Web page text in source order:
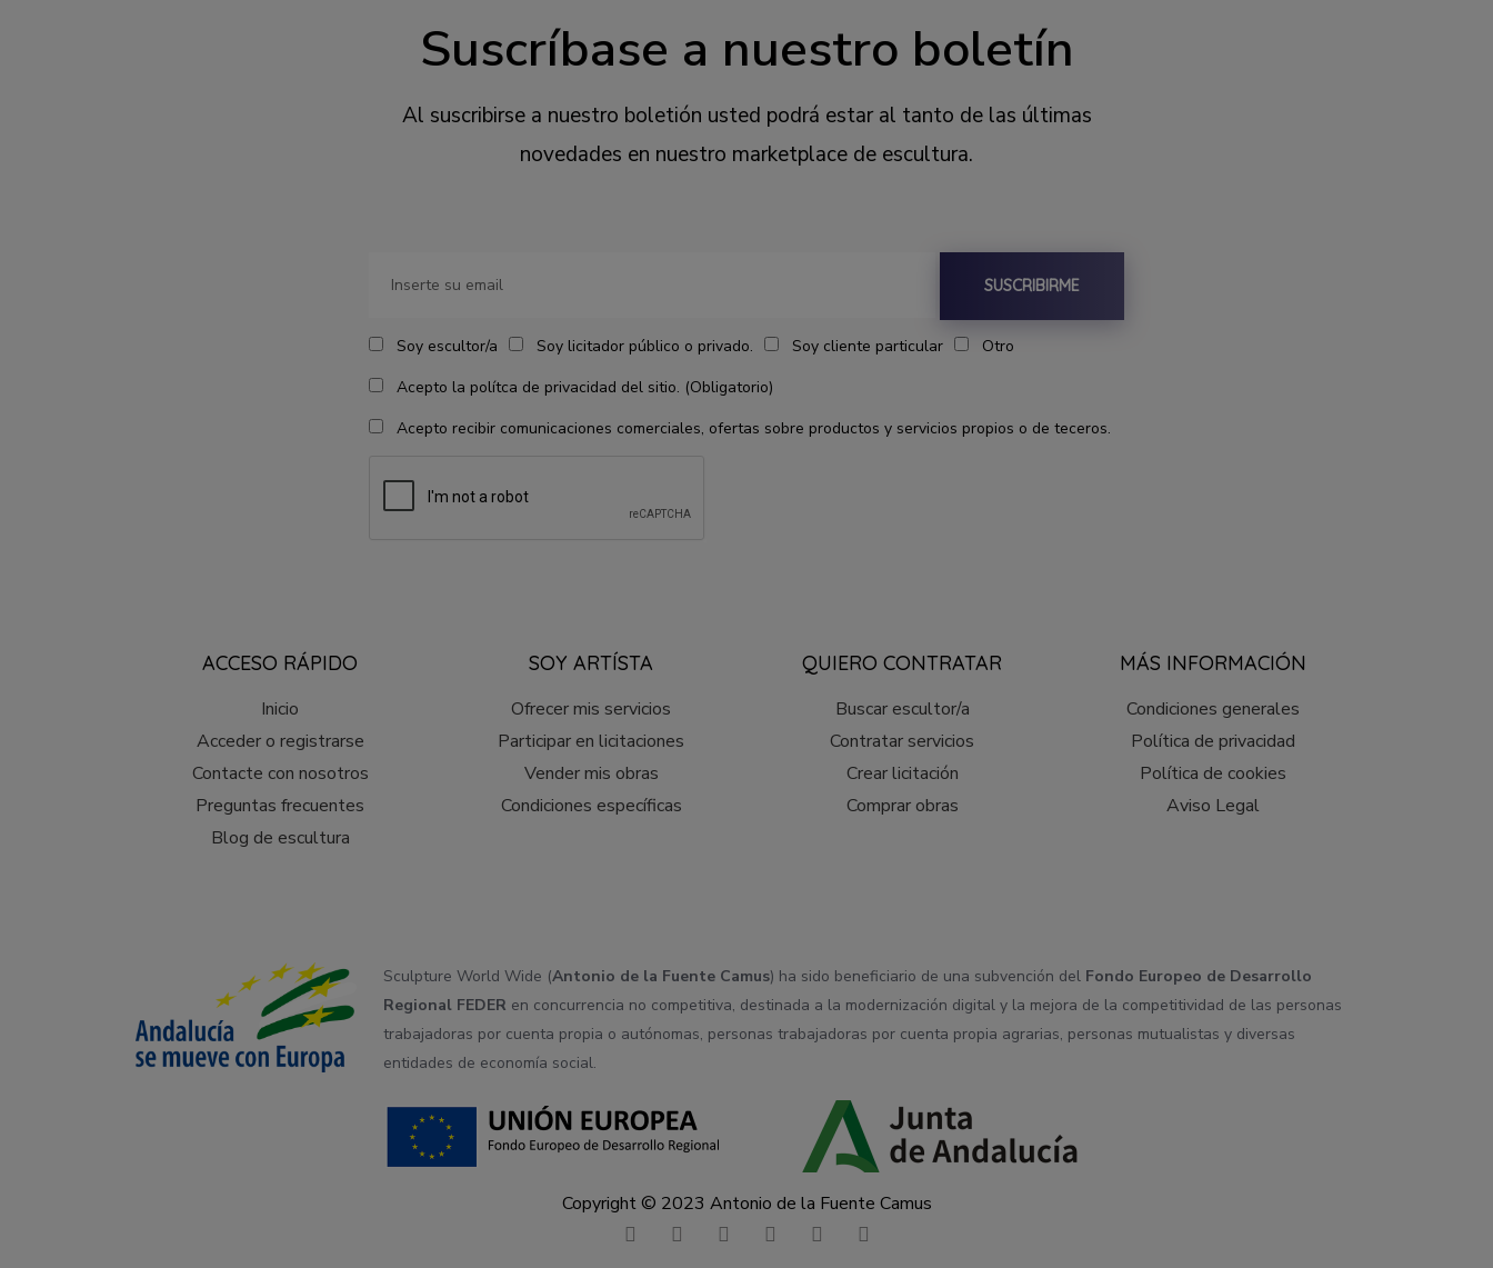
Suscríbase a nuestro boletín
Al suscribirse a nuestro boletión usted podrá estar al tanto de las últimas
novedades en nuestro marketplace de escultura.
Soy escultor/a Soy licitador público o privado. Soy cliente particular
Otro
Acepto la polítca de privacidad del sitio. (Obligatorio)
Acepto recibir comunicaciones comerciales, ofertas sobre productos y servicios propios o de teceros.
SUSCRIBIRME
ACCESO RÁPIDO
Inicio
Acceder o registrarse
Contacte con nosotros
Preguntas frecuentes
Blog de escultura
SOY ARTÍSTA
Ofrecer mis servicios
Participar en licitaciones
Vender mis obras
Condiciones específicas
QUIERO CONTRATAR
Buscar escultor/a
Contratar servicios
Crear licitación
Comprar obras
MÁS INFORMACIÓN
Condiciones generales
Política de privacidad
Política de cookies
Aviso Legal
Sculpture World Wide (Antonio de la Fuente Camus) ha sido beneficiario de una subvención del Fondo Europeo de Desarrollo
Regional FEDER en concurrencia no competitiva, destinada a la modernización digital y la mejora de la competitividad de las personas
trabajadoras por cuenta propia o autónomas, personas trabajadoras por cuenta propia agrarias, personas mutualistas y diversas
entidades de economía social.
Copyright © 2023 Antonio de la Fuente Camus